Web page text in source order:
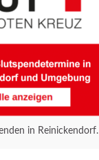
in Reinickendorf.